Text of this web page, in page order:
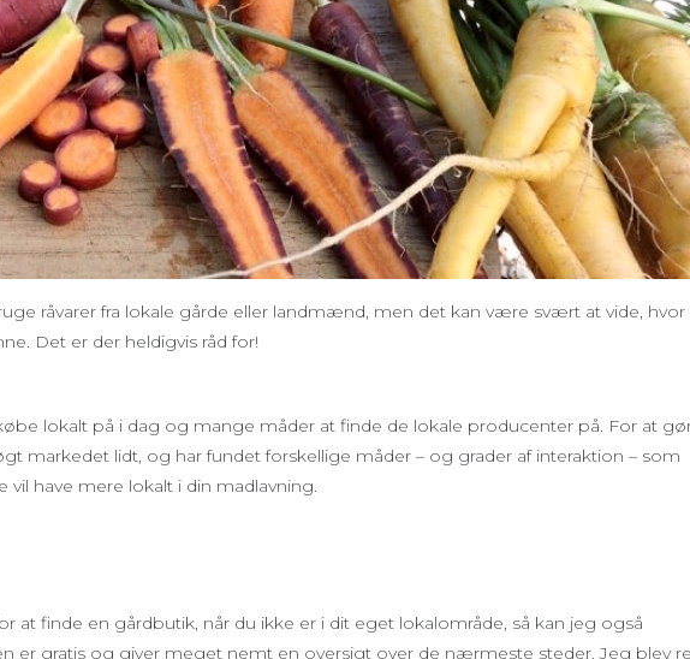
råvarer fra lokale gårde eller landmænd, men det kan være svært at vide, hvor
Det er der heldigvis råd for!
lokalt på i dag og mange måder at finde de lokale producenter på. For at
markedet lidt, og har fundet forskellige måder – og grader af interaktion – som
have mere lokalt i din madlavning.
at finde en gårdbutik, når du ikke er i dit eget lokalområde, så kan jeg også
er gratis og giver meget nemt en oversigt over de nærmeste steder. Jeg blev